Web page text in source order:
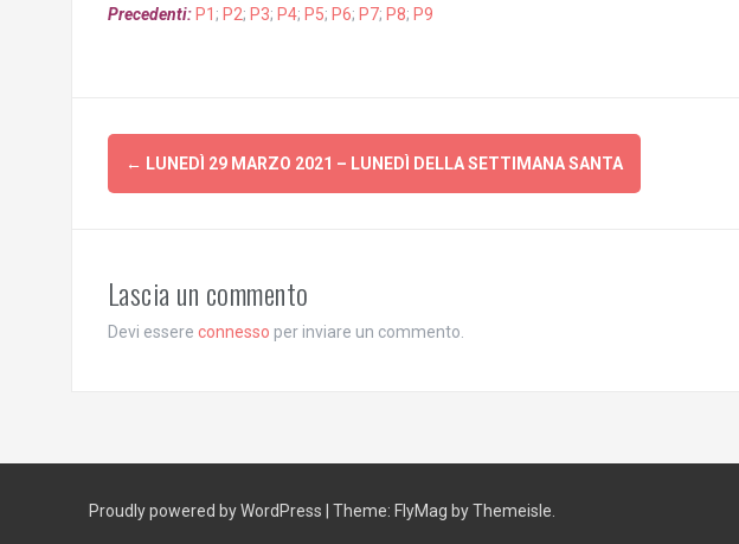
Precedenti: P1 ; P2; P3; P4; P5; P6; P7; P8; P9
Post
navigation
← LUNEDÌ 29 MARZO 2021 – LUNEDÌ DELLA SETTIMANA SANTA
Lascia un commento
Devi essere connesso per inviare un commento.
Proudly powered by WordPress | Theme: FlyMag by Themeisle.